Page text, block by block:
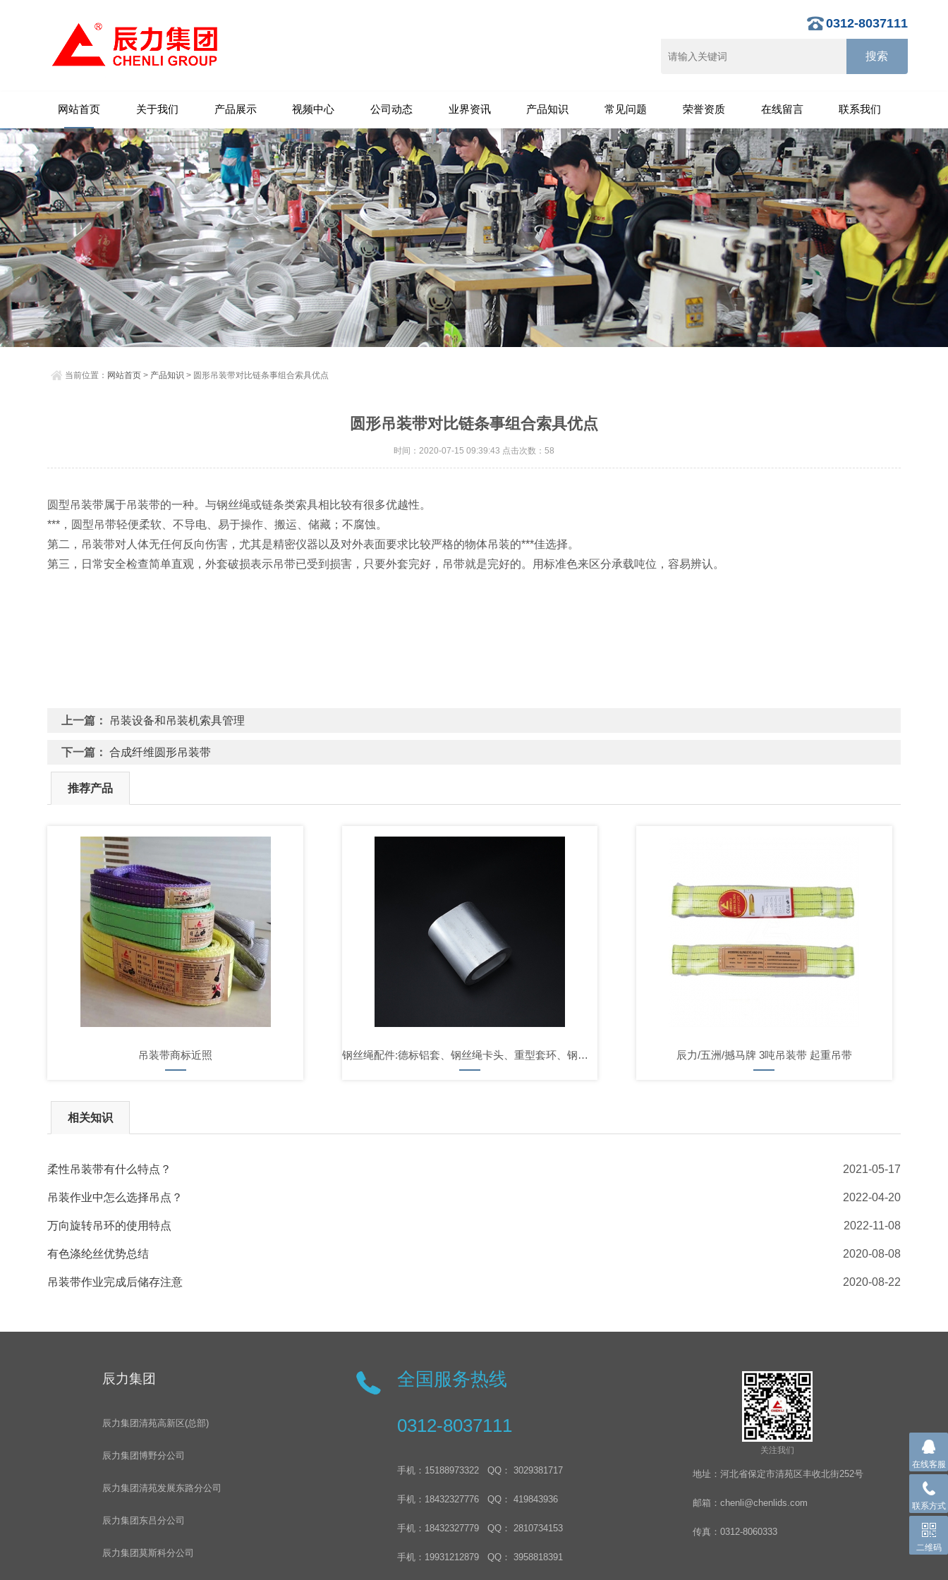
0312-8037111
网站首页 关于我们 产品展示 视频中心 公司动态 业界资讯 产品知识 常见问题 荣誉资质 在线留言 联系我们
当前位置： 网站首页 > 产品知识 > 圆形吊装带对比链条事组合索具优点
圆形吊装带对比链条事组合索具优点
时间：2020-07-15 09:39:43 点击次数：58
圆型吊装带属于吊装带的一种。与钢丝绳或链条类索具相比较有很多优越性。
***，圆型吊带轻便柔软、不导电、易于操作、搬运、储藏；不腐蚀。
第二，吊装带对人体无任何反向伤害，尤其是精密仪器以及对外表面要求比较严格的物体吊装的***佳选择。
第三，日常安全检查简单直观，外套破损表示吊带已受到损害，只要外套完好，吊带就是完好的。用标准色来区分承载吨位，容易辨认。
上一篇： 吊装设备和吊装机索具管理
下一篇： 合成纤维圆形吊装带
推荐产品
吊装带商标近照 钢丝绳配件:德标铝套、钢丝绳卡头、重型套环、钢丝绳楔形接头、鸡心环 辰力/五洲/撼马牌 3吨吊装带 起重吊带
相关知识
柔性吊装带有什么特点？ 2021-05-17
吊装作业中怎么选择吊点？ 2022-04-20
万向旋转吊环的使用特点 2022-11-08
有色涤纶丝优势总结 2020-08-08
吊装带作业完成后储存注意 2020-08-22
辰力集团
辰力集团清苑高新区(总部)
辰力集团博野分公司
辰力集团清苑发展东路分公司
辰力集团东吕分公司
辰力集团莫斯科分公司
全国服务热线
0312-8037111
手机：15188973322 QQ： 3029381717
手机：18432327776 QQ： 419843936
手机：18432327779 QQ： 2810734153
手机：19931212879 QQ： 3958818391
关注我们
地址：河北省保定市清苑区丰收北街252号
邮箱：chenli@chenlids.com
传真：0312-8060333
在线客服
联系方式
二维码